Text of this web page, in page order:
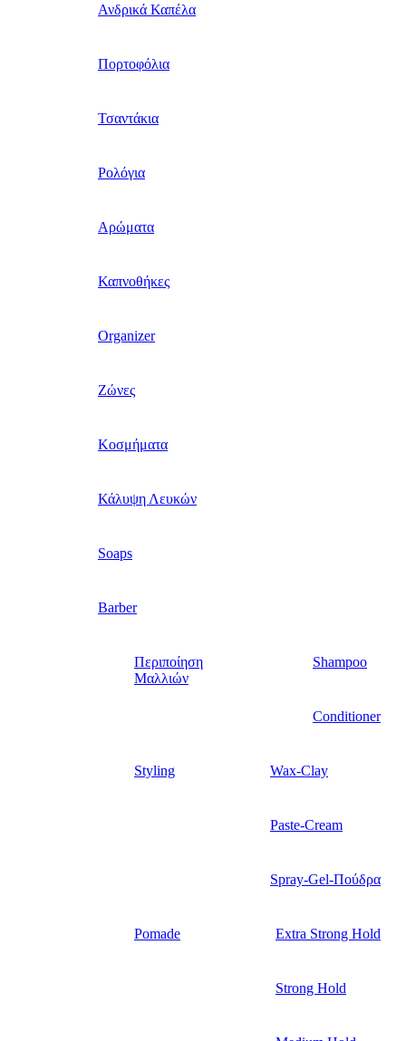
Ανδρικά Καπέλα
Πορτοφόλια
Τσαντάκια
Ρολόγια
Αρώματα
Καπνοθήκες
Organizer
Ζώνες
Κοσμήματα
Κάλυψη Λευκών
Soaps
Barber
Περιποίηση
Μαλλιών
Shampoo
Conditioner
Styling Wax-Clay
Paste-Cream
Spray-Gel-Πούδρα
Pomade Extra Strong Hold
Strong Hold